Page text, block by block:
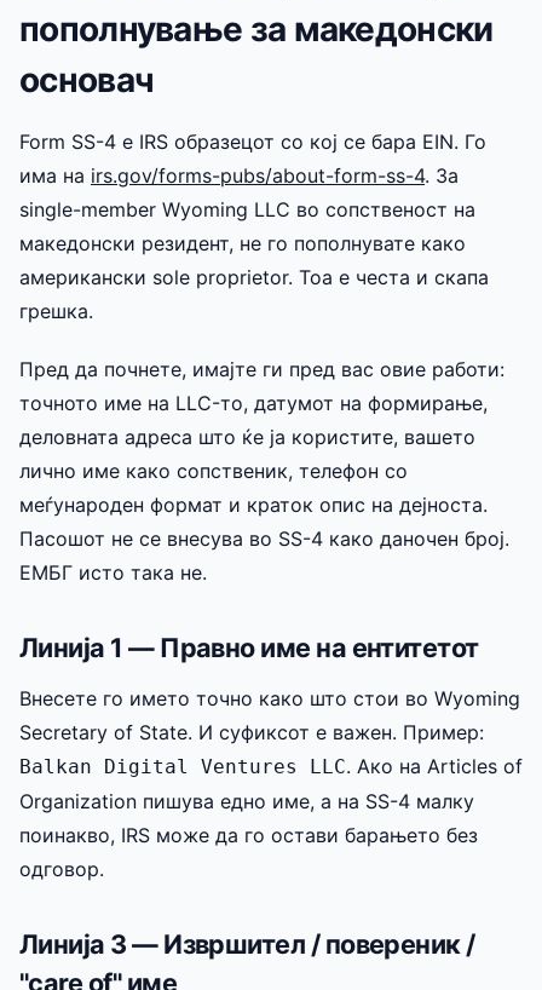
пополнување за македонски
основач
Form SS-4 е IRS образецот со кој се бара EIN. Го
има на irs.gov/forms-pubs/about-form-ss-4. За
single-member Wyoming LLC во сопственост на
македонски резидент, не го пополнувате како
американски sole proprietor. Тоа е честа и скапа
грешка.
Пред да почнете, имајте ги пред вас овие работи:
точното име на LLC-то, датумот на формирање,
деловната адреса што ќе ја користите, вашето
лично име како сопственик, телефон со
меѓународен формат и краток опис на дејноста.
Пасошот не се внесува во SS-4 како даночен број.
ЕМБГ исто така не.
Линија 1 — Правно име на ентитетот
Внесете го името точно како што стои во Wyoming
Secretary of State. И суфиксот е важен. Пример:
Balkan Digital Ventures LLC. Ако на Articles of
Organization пишува едно име, а на SS-4 малку
поинакво, IRS може да го остави барањето без
одговор.
Линија 3 — Извршител / повереник /
"care of" име